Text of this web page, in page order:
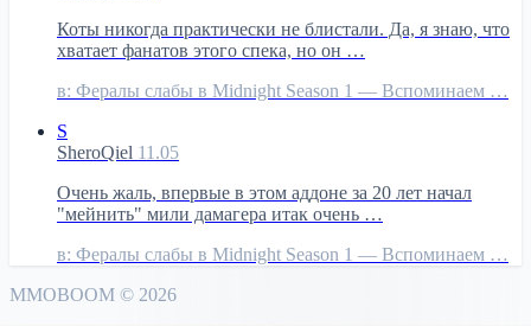
Коты никогда практически не блистали. Да, я знаю, что
хватает фанатов этого спека, но он …
в: Фералы слабы в Midnight Season 1 — Вспоминаем …
S
SheroQiel 11.05
Очень жаль, впервые в этом аддоне за 20 лет начал
"мейнить" мили дамагера итак очень …
в: Фералы слабы в Midnight Season 1 — Вспоминаем …
MMOBOOM © 2026